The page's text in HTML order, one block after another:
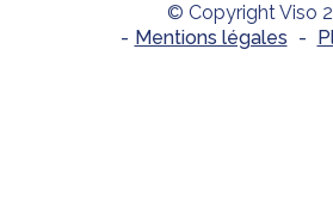
© Copyright Viso
- Mentions légales -